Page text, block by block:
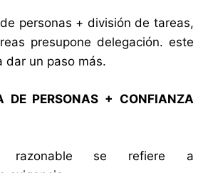
personas + división de tareas,
presupone delegación. este
dar un paso más.
DE PERSONAS + CONFIANZA
razonable se refiere a